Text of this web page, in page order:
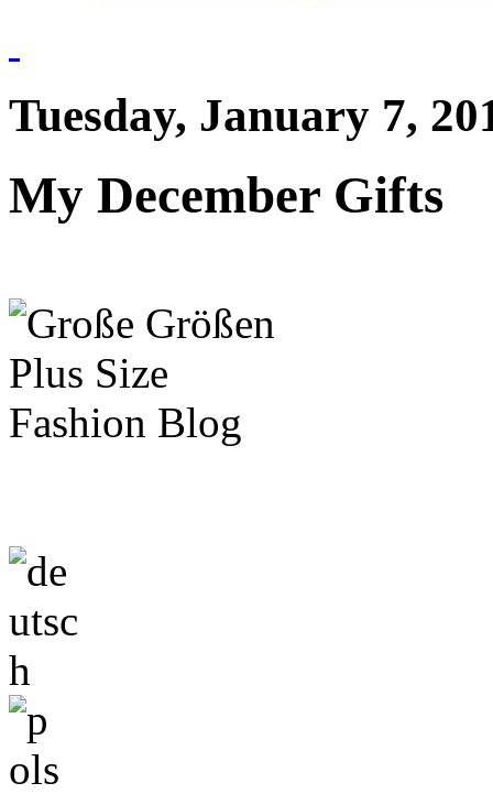
Tuesday, January 7,
My December Gifts